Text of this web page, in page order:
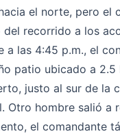
el norte, pero el
recorrido a los
a las 4:45 p.m., el
patio ubicado a
justo al sur de la
Otro hombre salió a
el comandante